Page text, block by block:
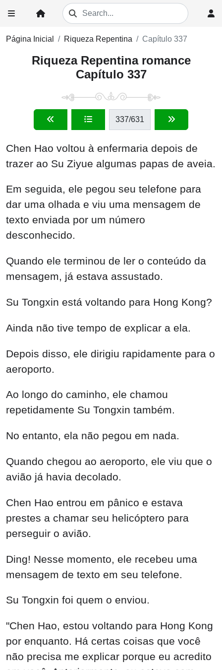
Página Inicial Riqueza Repentina Capítulo 337
Riqueza Repentina romance
Capítulo 337
337/631
Chen Hao voltou à enfermaria depois de
trazer ao Su Ziyue algumas papas de aveia.
Em seguida, ele pegou seu telefone para
dar uma olhada e viu uma mensagem de
texto enviada por um número
desconhecido.
Quando ele terminou de ler o conteúdo da
mensagem, já estava assustado.
Su Tongxin está voltando para Hong Kong?
Ainda não tive tempo de explicar a ela.
Depois disso, ele dirigiu rapidamente para o
aeroporto.
Ao longo do caminho, ele chamou
repetidamente Su Tongxin também.
No entanto, ela não pegou em nada.
Quando chegou ao aeroporto, ele viu que o
avião já havia decolado.
Chen Hao entrou em pânico e estava
prestes a chamar seu helicóptero para
perseguir o avião.
Ding! Nesse momento, ele recebeu uma
mensagem de texto em seu telefone.
Su Tongxin foi quem o enviou.
"Chen Hao, estou voltando para Hong Kong
por enquanto. Há certas coisas que você
não precisa me explicar porque eu acredito